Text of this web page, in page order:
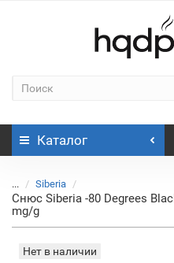
Каталог
... Siberia
Снюс Siberia -80 Degrees
mg/g
Нет в наличии